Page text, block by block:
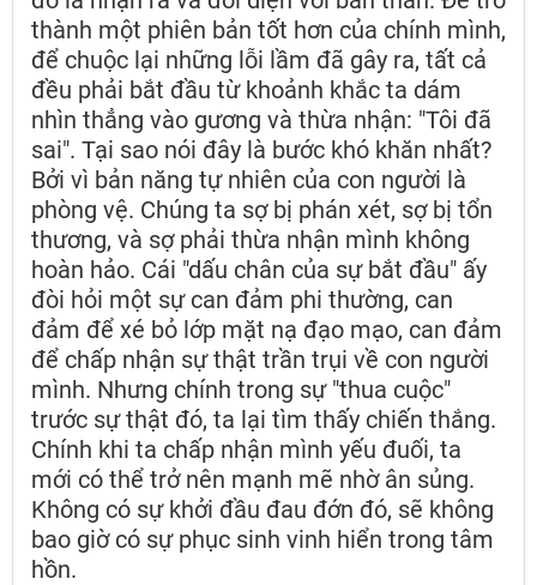
thành một phiên bản tốt hơn của chính mình,
để chuộc lại những lỗi lầm đã gây ra, tất cả
đều phải bắt đầu từ khoảnh khắc ta dám
nhìn thẳng vào gương và thừa nhận: "Tôi đã
sai". Tại sao nói đây là bước khó khăn nhất?
Bởi vì bản năng tự nhiên của con người là
phòng vệ. Chúng ta sợ bị phán xét, sợ bị tổn
thương, và sợ phải thừa nhận mình không
hoàn hảo. Cái "dấu chân của sự bắt đầu" ấy
đòi hỏi một sự can đảm phi thường, can
đảm để xé bỏ lớp mặt nạ đạo mạo, can đảm
để chấp nhận sự thật trần trụi về con người
mình. Nhưng chính trong sự "thua cuộc"
trước sự thật đó, ta lại tìm thấy chiến thắng.
Chính khi ta chấp nhận mình yếu đuối, ta
mới có thể trở nên mạnh mẽ nhờ ân sủng.
Không có sự khởi đầu đau đớn đó, sẽ không
bao giờ có sự phục sinh vinh hiển trong tâm
hồn.